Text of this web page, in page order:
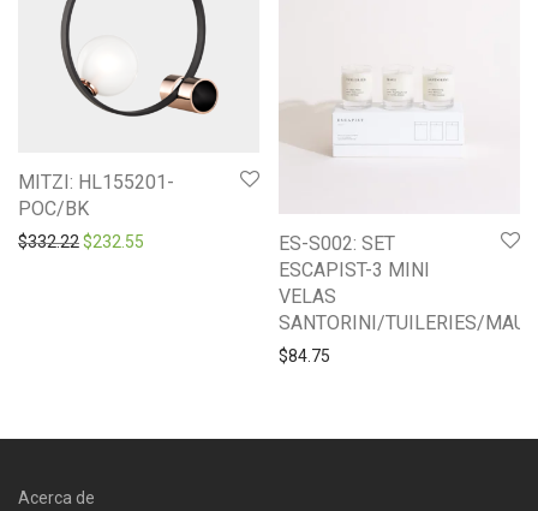
MITZI: HL155201-
POC/BK
$332.22Original price was: $332.22.
$232.55 Current price is: $232.55.ES-S002: SET
ESCAPIST-3 MINI
VELAS
SANTORINI/TUILERIES/MAUI
$84.75
Acerca de